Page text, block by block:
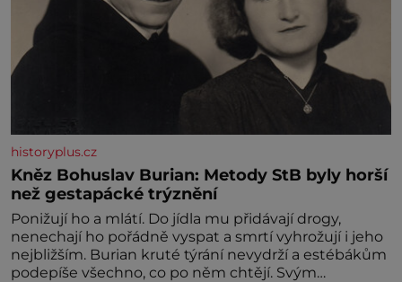
historyplus.cz
Kněz Bohuslav Burian: Metody StB byly horší
než gestapácké trýznění
Ponižují ho a mlátí. Do jídla mu přidávají drogy,
nenechají ho pořádně vyspat a smrtí vyhrožují i jeho
nejbližším. Burian kruté týrání nevydrží a estébákům
podepíše všechno, co po něm chtějí. Svým